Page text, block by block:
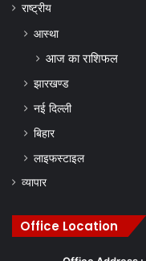
राष्ट्रीय
आस्था
आज का राशिफल
झारखण्ड
नई दिल्ली
बिहार
लाइफस्टाइल
व्यापार
Office Location